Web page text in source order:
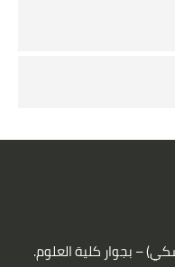
– بجوار كلية العلوم.